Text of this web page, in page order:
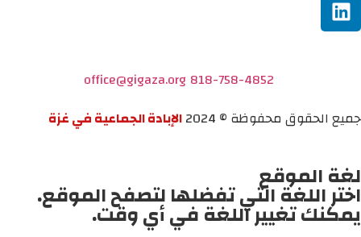
818-758-4852
office@gigaza.org
جميع الحقوق محفوظة © 2024
الإبادة الجماعية في غزة
لغة الموقع
اختر اللغة التي تفضلها لتصفح الموقع.
يمكنك تغيير اللغة في أي وقت.